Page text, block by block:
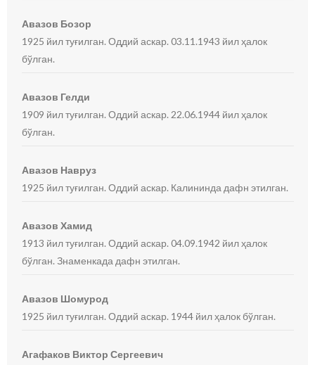
Авазов Бозор
1925 йил туғилган. Оддий аскар. 03.11.1943 йил ҳалок
бўлган.
Авазов Гелди
1909 йил туғилган. Оддий аскар. 22.06.1944 йил ҳалок
бўлган.
Авазов Навруз
1925 йил туғилган. Оддий аскар. Калининда дафн этилган.
Авазов Хамид
1913 йил туғилган. Оддий аскар. 04.09.1942 йил ҳалок
бўлган. Знаменкада дафн этилган.
Авазов Шомурод
1925 йил туғилган. Оддий аскар. 1944 йил ҳалок бўлган.
Агафаков Виктор Сергеевич